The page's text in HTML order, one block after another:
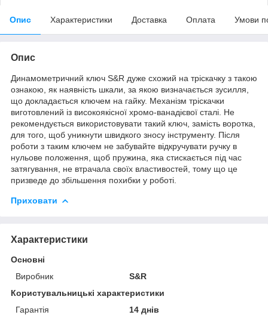
Опис Характеристики Доставка Оплата Умови
Опис
Динамометричний ключ S&R дуже схожий на тріскачку з такою
ознакою, як наявність шкали, за якою визначається зусилля,
що докладається ключем на гайку. Механізм тріскачки
виготовлений із високоякісної хромо-ванадієвої сталі. Не
рекомендується використовувати такий ключ, замість воротка,
для того, щоб уникнути швидкого зносу інструменту. Після
роботи з таким ключем не забувайте відкручувати ручку в
нульове положення, щоб пружина, яка стискається під час
затягування, не втрачала своїх властивостей, тому що це
призведе до збільшення похибки у роботі.
Приховати
Характеристики
Основні
Виробник
S&R
Користувальницькі характеристики
Гарантія
14 днів